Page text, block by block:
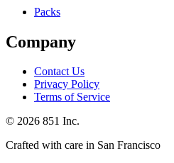
Packs
Company
Contact Us
Privacy Policy
Terms of Service
© 2026 851 Inc.
Crafted with care in San Francisco